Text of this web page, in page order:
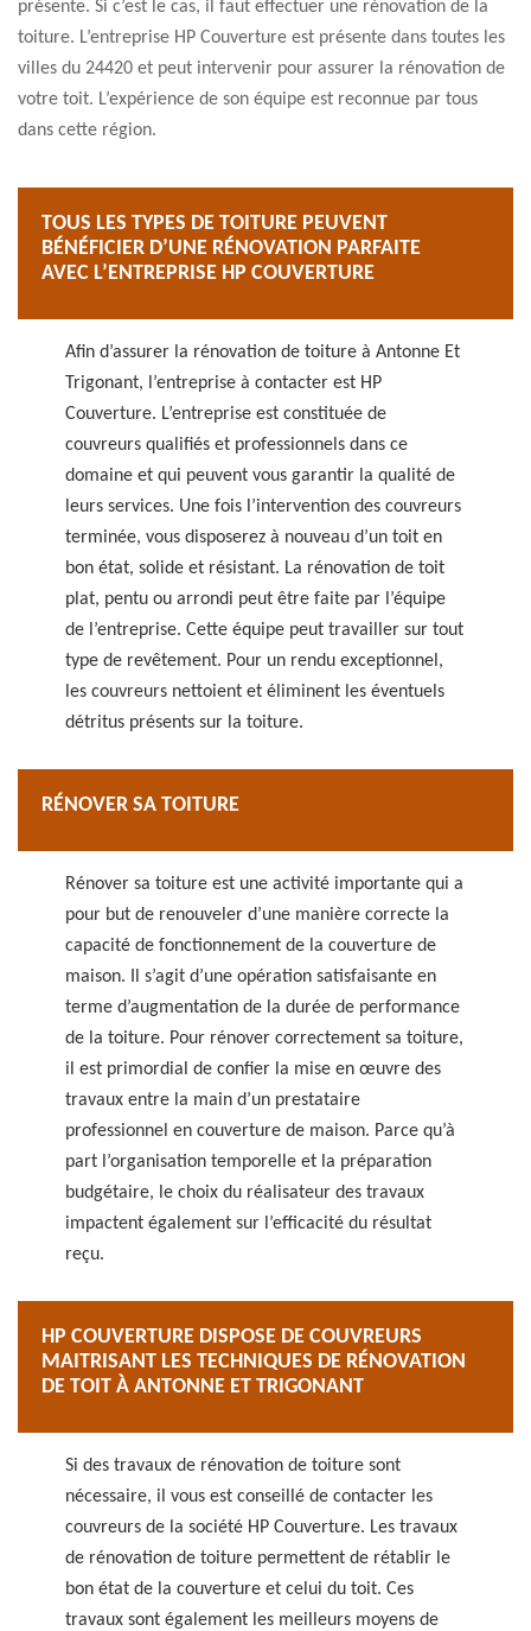
présente. Si c’est le cas, il faut effectuer une rénovation de la
toiture. L’entreprise HP Couverture est présente dans toutes les
villes du 24420 et peut intervenir pour assurer la rénovation de
votre toit. L’expérience de son équipe est reconnue par tous
dans cette région.
TOUS LES TYPES DE TOITURE PEUVENT
BÉNÉFICIER D’UNE RÉNOVATION PARFAITE
AVEC L’ENTREPRISE HP COUVERTURE
Afin d’assurer la rénovation de toiture à Antonne Et
Trigonant, l’entreprise à contacter est HP
Couverture. L’entreprise est constituée de
couvreurs qualifiés et professionnels dans ce
domaine et qui peuvent vous garantir la qualité de
leurs services. Une fois l’intervention des couvreurs
terminée, vous disposerez à nouveau d’un toit en
bon état, solide et résistant. La rénovation de toit
plat, pentu ou arrondi peut être faite par l’équipe
de l’entreprise. Cette équipe peut travailler sur tout
type de revêtement. Pour un rendu exceptionnel,
les couvreurs nettoient et éliminent les éventuels
détritus présents sur la toiture.
RÉNOVER SA TOITURE
Rénover sa toiture est une activité importante qui a
pour but de renouveler d’une manière correcte la
capacité de fonctionnement de la couverture de
maison. Il s’agit d’une opération satisfaisante en
terme d’augmentation de la durée de performance
de la toiture. Pour rénover correctement sa toiture,
il est primordial de confier la mise en œuvre des
travaux entre la main d’un prestataire
professionnel en couverture de maison. Parce qu’à
part l’organisation temporelle et la préparation
budgétaire, le choix du réalisateur des travaux
impactent également sur l’efficacité du résultat
reçu.
HP COUVERTURE DISPOSE DE COUVREURS
MAITRISANT LES TECHNIQUES DE RÉNOVATION
DE TOIT À ANTONNE ET TRIGONANT
Si des travaux de rénovation de toiture sont
nécessaire, il vous est conseillé de contacter les
couvreurs de la société HP Couverture. Les travaux
de rénovation de toiture permettent de rétablir le
bon état de la couverture et celui du toit. Ces
travaux sont également les meilleurs moyens de